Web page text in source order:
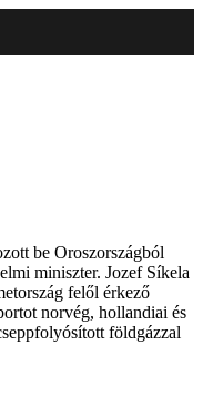
be Oroszországból
miniszter. Jozef Síkela
felől érkező
norvég, hollandiai és
földgázzal